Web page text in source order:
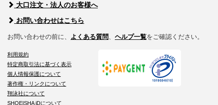
大口注文・法人のお客様へ
お問い合わせはこちら
お問い合わせの前に、 よくある質問 ヘルプ一覧をご確認ください。
利用規約
特定商取引法に基づく表示
個人情報保護について
著作権・リンクについて
翔泳社について
SHOEISHA iDについて